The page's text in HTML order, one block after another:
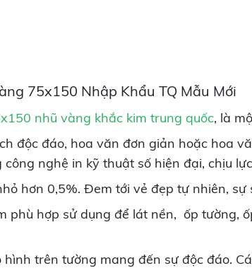
75x150 Nhập Khẩu TQ Mẫu Mới
nhũ vàng khắc kim trung quốc, là
độc đáo, hoa văn đơn giản hoặc hoa
nghệ in kỹ thuật số hiện đại, chịu
hơn 0,5%. Đem tới vẻ đẹp tự nhiên,
phù hợp sử dụng để lát nền, ốp tường,
trên tường mang đến sự độc đáo.